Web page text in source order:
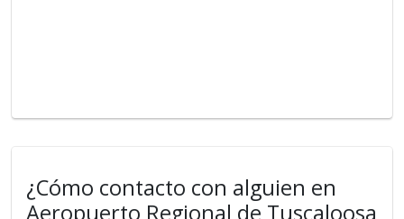
¿Cómo contacto con alguien en
Aeropuerto Regional de Tuscaloosa